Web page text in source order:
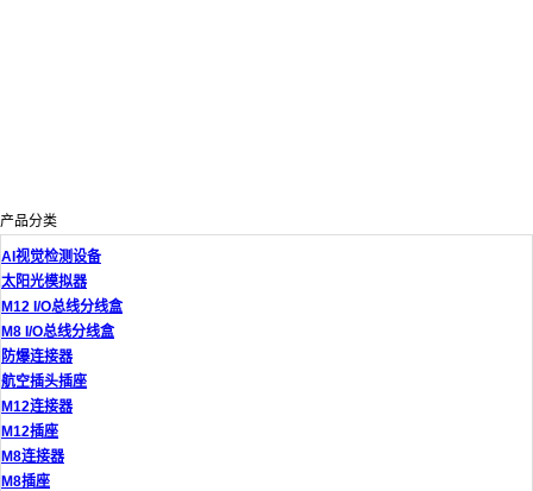
产品分类
AI视觉检测设备
太阳光模拟器
M12 I/O总线分线盒
M8 I/O总线分线盒
防爆连接器
航空插头插座
M12连接器
M12插座
M8连接器
M8插座